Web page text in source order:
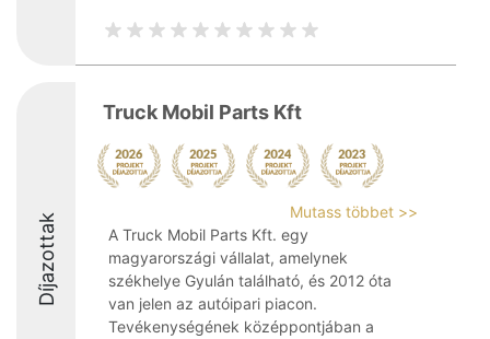
Díjazottak
Truck Mobil Parts Kft
Mutass többet >>
A Truck Mobil Parts Kft. egy
magyarországi vállalat, amelynek
székhelye Gyulán található, és 2012 óta
van jelen az autóipari piacon.
Tevékenységének középpontjában a